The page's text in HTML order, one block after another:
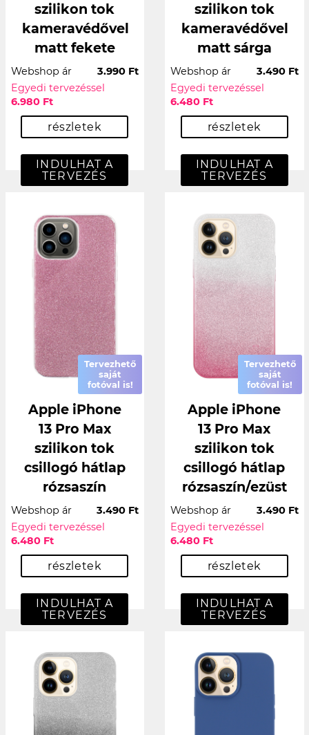
szilikon tok
kameravédővel
matt fekete
Webshop ár
3.990 Ft
Egyedi tervezéssel
6.980 Ft
részletek
INDULHAT A
TERVEZÉS
szilikon tok
kameravédővel
matt sárga
Webshop ár
3.490 Ft
Egyedi tervezéssel
6.480 Ft
részletek
INDULHAT A
TERVEZÉS
Tervezhető
saját
fotóval is!
Apple iPhone
13 Pro Max
szilikon tok
csillogó hátlap
rózsaszín
Webshop ár
3.490 Ft
Egyedi tervezéssel
6.480 Ft
részletek
INDULHAT A
TERVEZÉS
Tervezhető
saját
fotóval is!
Apple iPhone
13 Pro Max
szilikon tok
csillogó hátlap
rózsaszín/ezüst
Webshop ár
3.490 Ft
Egyedi tervezéssel
6.480 Ft
részletek
INDULHAT A
TERVEZÉS